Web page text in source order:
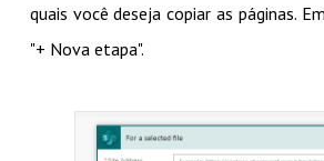
quais você deseja copiar as páginas.
"+ Nova etapa".